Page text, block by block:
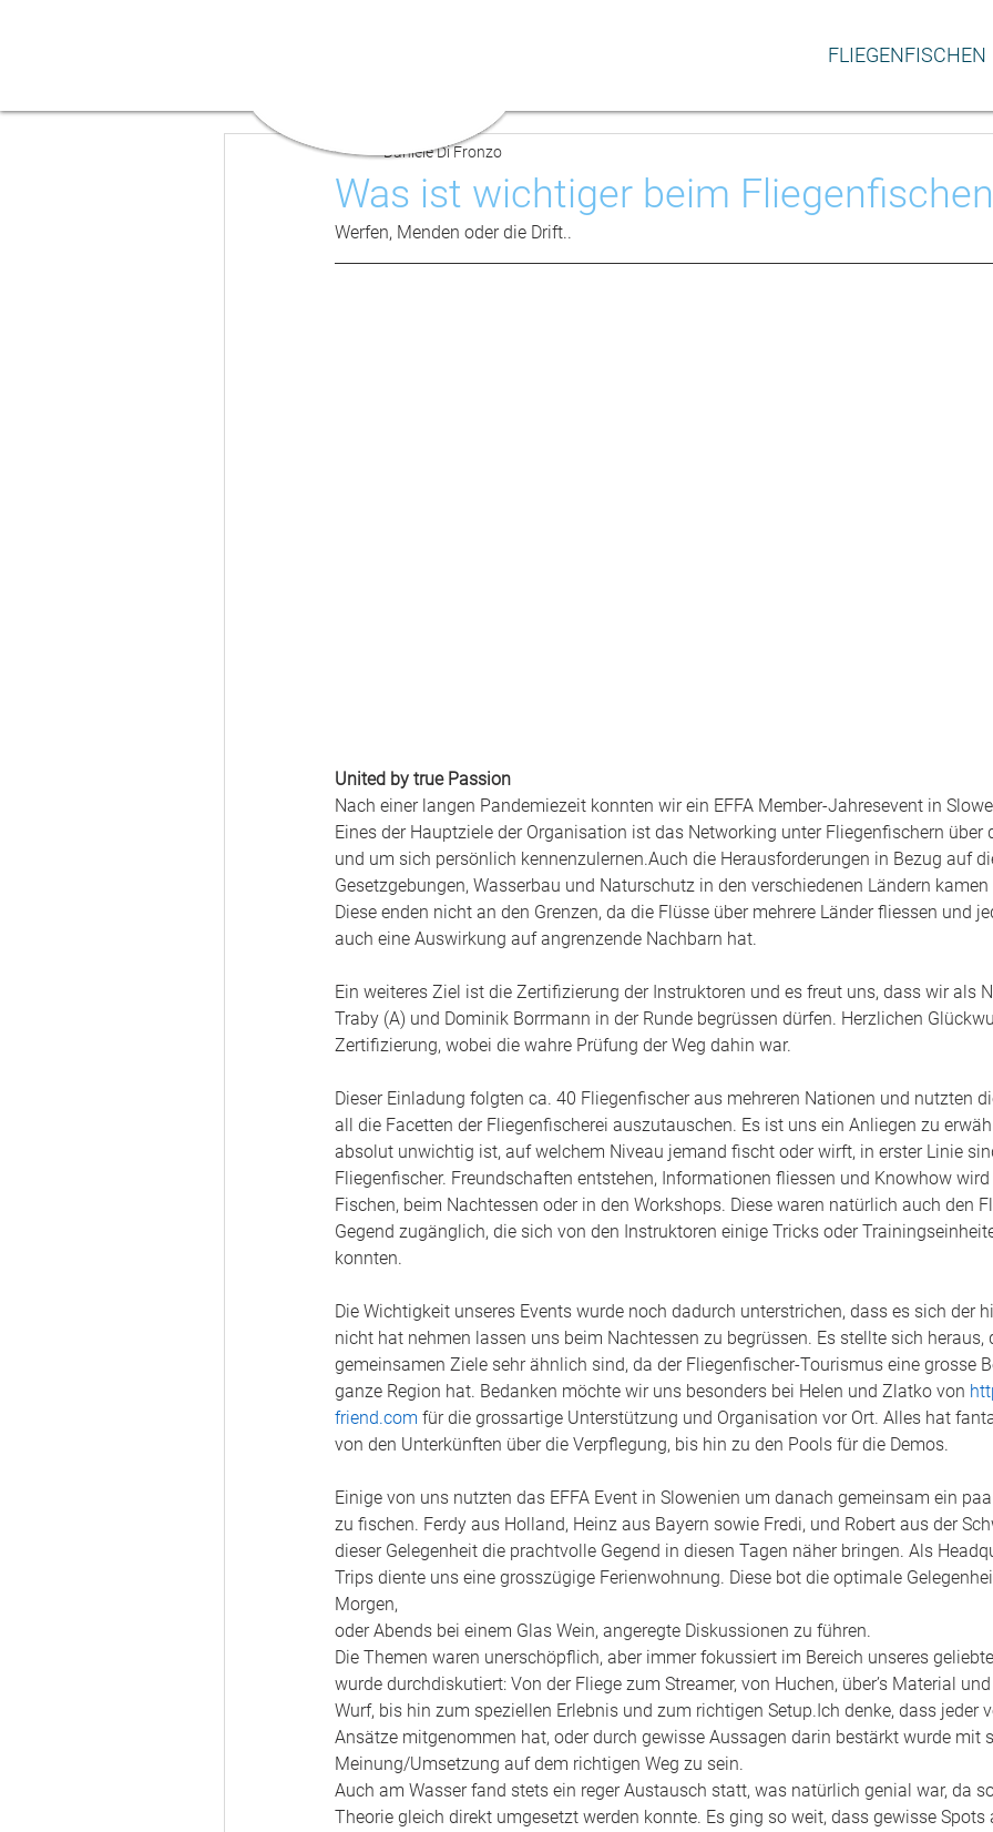
FLIEGENFISCHEN
Was ist wichtiger beim
Daniele Di Fronzo
Werfen, Menden oder die Drift..
United by true Passion
Nach einer langen Pandemiezeit konnten wir ein EFFA Member-Jahresevent in
Eines der Hauptziele der Organisation ist das Networking unter Fliegenfischern über
und um sich persönlich kennenzulernen.Auch die Herausforderungen in Bezug auf
Gesetzgebungen, Wasserbau und Naturschutz in den verschiedenen Ländern kamen
Diese enden nicht an den Grenzen, da die Flüsse über mehrere Länder fliessen und
auch eine Auswirkung auf angrenzende Nachbarn hat.
Ein weiteres Ziel ist die Zertifizierung der Instruktoren und es freut uns, dass wir als
Traby (A) und Dominik Borrmann in der Runde begrüssen dürfen. Herzlichen
Zertifizierung, wobei die wahre Prüfung der Weg dahin war.
Dieser Einladung folgten ca. 40 Fliegenfischer aus mehreren Nationen und nutzten
all die Facetten der Fliegenfischerei auszutauschen. Es ist uns ein Anliegen zu
absolut unwichtig ist, auf welchem Niveau jemand fischt oder wirft, in erster Linie
Fliegenfischer. Freundschaften entstehen, Informationen fliessen und Knowhow
Fischen, beim Nachtessen oder in den Workshops. Diese waren natürlich auch den
Gegend zugänglich, die sich von den Instruktoren einige Tricks oder
konnten.
Die Wichtigkeit unseres Events wurde noch dadurch unterstrichen, dass es sich der
nicht hat nehmen lassen uns beim Nachtessen zu begrüssen. Es stellte sich heraus,
gemeinsamen Ziele sehr ähnlich sind, da der Fliegenfischer-Tourismus eine grosse
ganze Region hat. Bedanken möchte wir uns besonders bei Helen und Zlatko von
friend.com für die grossartige Unterstützung und Organisation vor Ort. Alles hat
von den Unterkünften über die Verpflegung, bis hin zu den Pools für die Demos.
Einige von uns nutzten das EFFA Event in Slowenien um danach gemeinsam ein
zu fischen. Ferdy aus Holland, Heinz aus Bayern sowie Fredi, und Robert aus der
dieser Gelegenheit die prachtvolle Gegend in diesen Tagen näher bringen. Als
Trips diente uns eine grosszügige Ferienwohnung. Diese bot die optimale
Morgen,
oder Abends bei einem Glas Wein, angeregte Diskussionen zu führen.
Die Themen waren unerschöpflich, aber immer fokussiert im Bereich unseres
wurde durchdiskutiert: Von der Fliege zum Streamer, von Huchen, über’s Material
Wurf, bis hin zum speziellen Erlebnis und zum richtigen Setup.Ich denke, dass jeder
Ansätze mitgenommen hat, oder durch gewisse Aussagen darin bestärkt wurde mit
Meinung/Umsetzung auf dem richtigen Weg zu sein.
Auch am Wasser fand stets ein reger Austausch statt, was natürlich genial war, da
Theorie gleich direkt umgesetzt werden konnte. Es ging so weit, dass gewisse